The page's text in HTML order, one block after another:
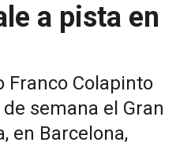
a pista en
Franco Colapinto
semana el Gran
en Barcelona,